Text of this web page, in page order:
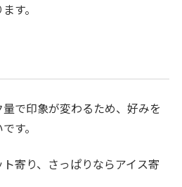
す。
で印象が変わるため、好みを
す。
寄り、さっぱりならアイス寄